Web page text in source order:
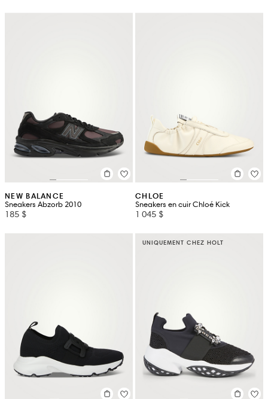
NEW BALANCE
Sneakers Abzorb 2010
185 $
CHLOE
Sneakers en cuir Chloé Kick
1 045 $
UNIQUEMENT CHEZ HOLT